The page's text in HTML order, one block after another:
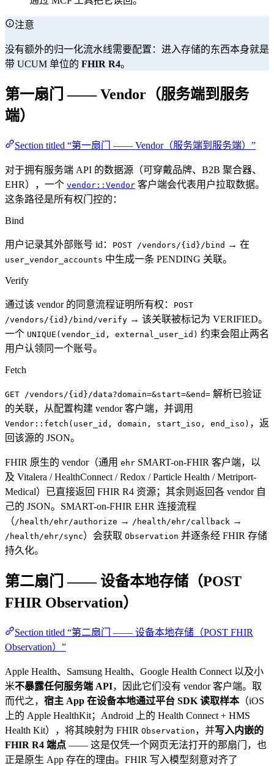
注意
没有额外的归一化流水线需要配置：进入存储的东西本身就是
带 UCUM 单位的 FHIR R4。
第一扇门 —— Vendor（服务端到服务
端）
Section titled “第一扇门 —— Vendor（服务端到服务端）”
对于拥有服务端 API 的数据源（可穿戴品牌、B2B 聚合器、
EHR），一个 vendor::Vendor 客户端会代表用户拉取数据。
这条路径是所有权门控的：
Bind
用户记录其外部账号 id： POST /vendors/{id}/bind → 在
user_vendor_accounts 中生成一条 PENDING 关联。
Verify
通过该 vendor 的同意流程证明所有权：
POST
/vendors/{id}/bind/verify → 该关联被标记为 VERIFIED。
一个 UNIQUE(vendor_id, external_user_id) 约束会阻止两名
用户认领同一个账号。
Fetch
GET /vendors/{id}/data?domain=&start=&end= 解析已验证
的关联，从配置构建 vendor 客户端，并调用
Vendor::fetch(user_id, domain, start_iso, end_iso) ，返
回该源的 JSON。
FHIR 原生的 vendor（通用 ehr SMART-on-FHIR 客户端，以
及 Vitalera / HealthConnect / Redox / Particle Health / Metriport-
Medical）已直接返回 FHIR R4 资源；其余则返回各 vendor 自
己的 JSON。SMART-on-FHIR EHR 连接流程
（/health/ehr/authorize → /health/ehr/callback →
/health/ehr/sync）会获取 Observation 并逐条经 FHIR 存储
持久化。
第二扇门 —— 设备本地存储（POST
FHIR Observation）
Section titled “第二扇门 —— 设备本地存储（POST FHIR
Observation）”
Apple Health、Samsung Health、Google Health Connect 以及小
米不暴露任何服务端 API，因此它们没有 vendor 客户端。取
而代之， 宿主 App 在设备本地通过平台 SDK 读取样本（iOS
上的 Apple HealthKit；Android 上的 Health Connect + HMS
Health Kit），将其映射为 FHIR Observation ，并写入内嵌的
FHIR R4 端点 —— 这是仅凭一个网页无法打开的那扇门，也
正是原生 App 存在的理由。FHIR 写入模型刻意对齐了